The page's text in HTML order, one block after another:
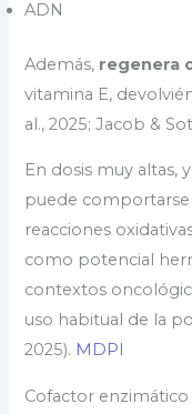
ADN
Además, regenera
vitamina E,
al., 2025; Jacob &
En dosis muy altas,
puede
reacciones
como potencial
contextos
uso habitual de la
2025). MDPI
Cofactor enzimático